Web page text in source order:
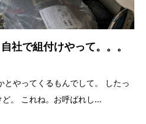
社で組付けやって。。。
とやってくるもんでして。 したっ
。 これね。お呼ばれし...